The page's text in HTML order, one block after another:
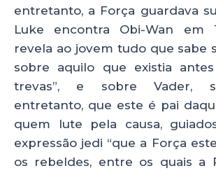
entretanto, a Força guardava
Luke encontra Obi-Wan em
revela ao jovem tudo que sabe
sobre aquilo que existia
trevas”, e sobre Vader,
entretanto, que este é pai
quem lute pela causa,
expressão jedi “que a Força
os rebeldes, entre os quais a